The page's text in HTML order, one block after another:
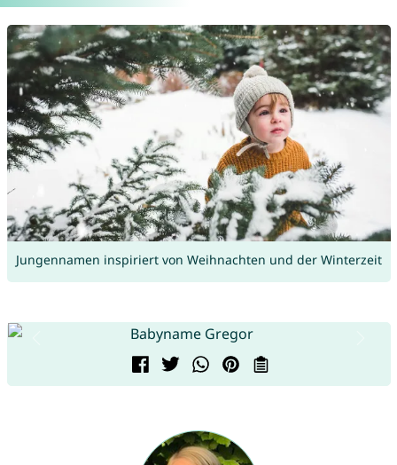
Jungennamen inspiriert von Weihnachten und der Winterzeit